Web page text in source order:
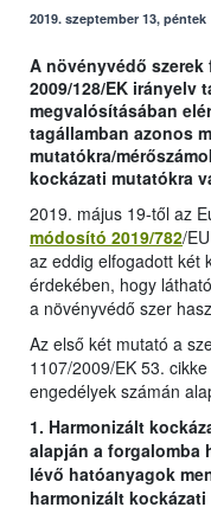
2019. szeptember 13, péntek
A növényvédő
2009/128/EK irányelv
megvalósításában
tagállamban azonos
mutatókra/
kockázati mutatókra
2019. május 19-től az
módosító 2019/782/
az eddig elfogadott két
érdekében, hogy
a növényvédő szer
Az első két mutató a
1107/2009/EK 53.
engedélyek számán
1. Harmonizált
alapján a forgalomba
lévő hatóanyagok
harmonizált kockázati